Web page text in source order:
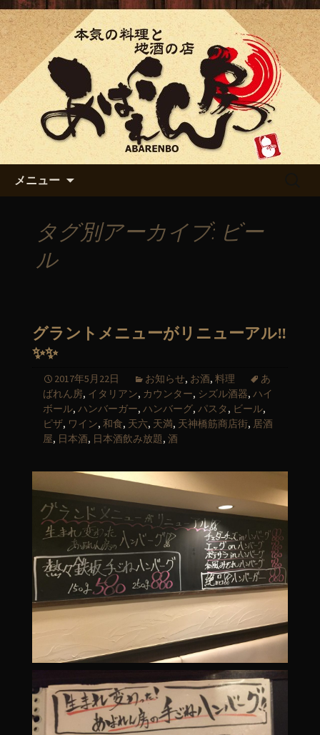
「あばれん房」からのお知ら
せ
「あばれん房」の最新情報
メニュー
タグ別アーカイブ: ビー
ル
グラントメニューがリニューアル‼️
✨✨
2017年5月22日 お知らせ, お酒, 料理
あ
ばれん房, イタリアン, カウンター, シズル酒器, ハイ
ボール, ハンバーガー, ハンバーグ, パスタ, ビール,
ピザ, ワイン, 和食, 天六, 天満, 天神橋筋商店街, 居酒
屋, 日本酒, 日本酒飲み放題, 酒